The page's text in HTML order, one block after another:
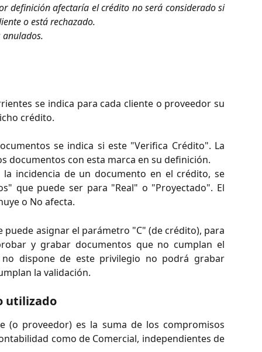
definición afectaría el crédito no será considerado si
o está rechazado.
anulados.
se indica para cada cliente o proveedor su
crédito.
se indica si este "Verifica Crédito". La
documentos con esta marca en su definición.
incidencia de un documento en el crédito, se
que puede ser para "Real" o "Proyectado". El
o No afecta.
puede asignar el parámetro "C" (de crédito), para
y grabar documentos que no cumplan el
dispone de este privilegio no podrá grabar
la validación.
utilizado
(o proveedor) es la suma de los compromisos
como de Comercial, independientes de